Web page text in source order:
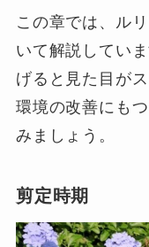
この章では、ル
いて解説してい
げると見た目が
環境の改善にも
みましょう。
剪定時期